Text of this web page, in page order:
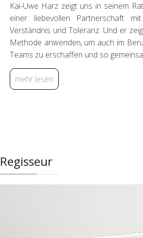
Kai-Uwe Harz zeigt uns in seinem
einer liebevollen Partnerschaft
Verständnis und Toleranz. Und er
Methode anwenden, um auch im
Teams zu erschaffen und so
mehr lesen
Regisseur